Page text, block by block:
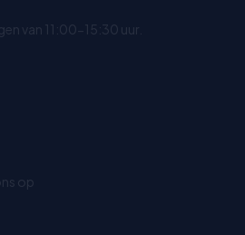
van 11:00-15:30 uur.
op